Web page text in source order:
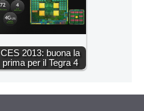
CES 2013: buona la
prima per il Tegra 4